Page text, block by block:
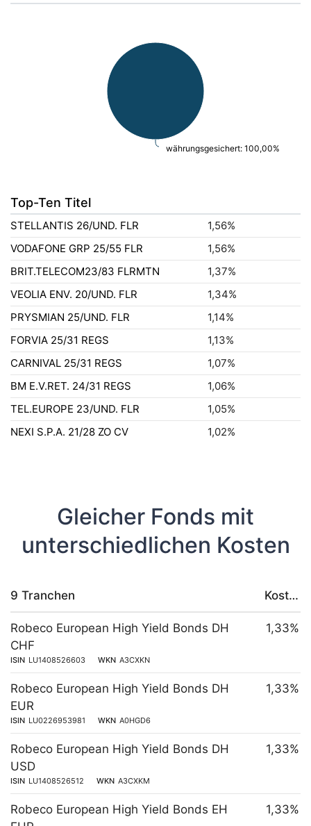
währungsgesichert: 100,00%
Top-Ten Titel
STELLANTIS 26/UND. FLR
1,56%
VODAFONE GRP 25/55 FLR
1,56%
BRIT.TELECOM23/83 FLRMTN
1,37%
VEOLIA ENV. 20/UND. FLR
1,34%
PRYSMIAN 25/UND. FLR
1,14%
FORVIA 25/31 REGS
1,13%
CARNIVAL 25/31 REGS
1,07%
BM E.V.RET. 24/31 REGS
1,06%
TEL.EUROPE 23/UND. FLR
1,05%
NEXI S.P.A. 21/28 ZO CV
1,02%
Gleicher Fonds mit
unterschiedlichen Kosten
9 Tranchen Kosten
Robeco European High Yield Bonds DH
CHF
ISIN LU1408526603 WKN A3CXKN
1,33%
Robeco European High Yield Bonds DH
EUR
ISIN LU0226953981 WKN A0HGD6
1,33%
Robeco European High Yield Bonds DH
USD
ISIN LU1408526512 WKN A3CXKM
1,33%
Robeco European High Yield Bonds EH
1,33%